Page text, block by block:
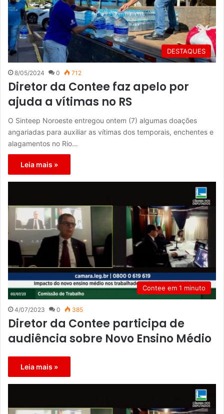
DESTAQUES
8/05/2024 0 712
Diretor da Contee faz apelo por
ajuda a vítimas no RS
O Sinteep Noroeste entregou ontem (7) algumas doações
angariadas para auxiliar as vítimas dos temporais, enchentes e
alagamentos no Rio…
Leia mais »
Contee em 1 minuto
4/07/2023 0 385
Diretor da Contee participa de
audiência sobre Novo Ensino Médio
Leia mais »